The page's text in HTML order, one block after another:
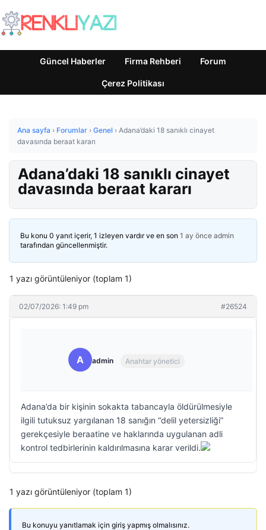
Güncel Haberler Firma Rehberi Forum
Çerez Politikası
Ana sayfa › Forumlar › Genel › Adana’daki 18 sanıklı cinayet
davasında beraat kararı
Adana’daki 18 sanıklı cinayet
davasında beraat kararı
Bu konu 0 yanıt içerir, 1 izleyen vardır ve en son 1 ay önce admin
tarafından güncellenmiştir.
1 yazı görüntüleniyor (toplam 1)
02/07/2026: 1:49 pm #26524
A admin Anahtar yönetici
Adana’da bir kişinin sokakta tabancayla öldürülmesiyle
ilgili tutuksuz yargılanan 18 sanığın “delil yetersizliği”
gerekçesiyle beraatine ve haklarında uygulanan adli
kontrol tedbirlerinin kaldırılmasına karar verildi.
1 yazı görüntüleniyor (toplam 1)
Bu konuyu yanıtlamak için giriş yapmış olmalısınız.